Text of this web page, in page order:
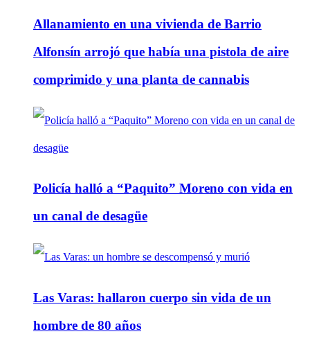
Allanamiento en una vivienda de Barrio
Alfonsín arrojó que había una pistola de aire
comprimido y una planta de cannabis
Policía halló a “Paquito” Moreno con vida en
un canal de desagüe
Las Varas: hallaron cuerpo sin vida de un
hombre de 80 años